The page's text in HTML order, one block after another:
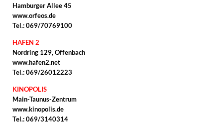
Hamburger Allee 45
www.orfeos.de
Tel.: 069/70769100
HAFEN 2
Nordring 129, Offenbach
www.hafen2.net
Tel.: 069/26012223
KINOPOLIS
Main-Taunus-Zentrum
www.kinopolis.de
Tel.: 069/3140314